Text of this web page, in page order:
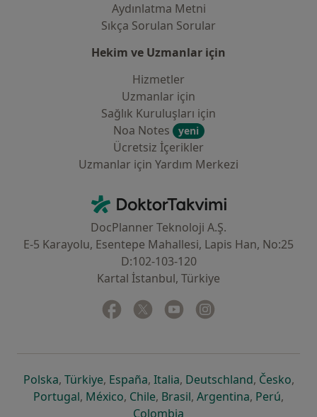
Aydınlatma Metni
Sıkça Sorulan Sorular
Hekim ve Uzmanlar için
Hizmetler
Uzmanlar için
Sağlık Kuruluşları için
Noa Notes
yeni
Ücretsiz İçerikler
Uzmanlar için Yardım Merkezi
DoktorTakvimi - Ana Sayfa
DocPlanner Teknoloji A.Ş.
E-5 Karayolu, Esentepe Mahallesi, Lapis Han, No:25
D:102-103-120
Kartal İstanbul, Türkiye
Facebook
yeni bir sekmede açılır
Twitter
yeni bir sekmede açılır
Youtube
yeni bir sekmede açılır
Polskayeni bir sekmede açılır
, Türkiyeyeni bir sekmede açılır
, Españayeni bir sekmede açılır
, Italiayeni bir sekmede açılır
, Deutschlandyeni bir
, Českoyeni
,
Portugalyeni bir sekmede açılır
, Méxicoyeni bir sekmede açılır
, Chileyeni bir sekmede açılır
, Brasilyeni bir sekmede açılır
, Argentinayeni bir
, Perúyeni
,
Colombia